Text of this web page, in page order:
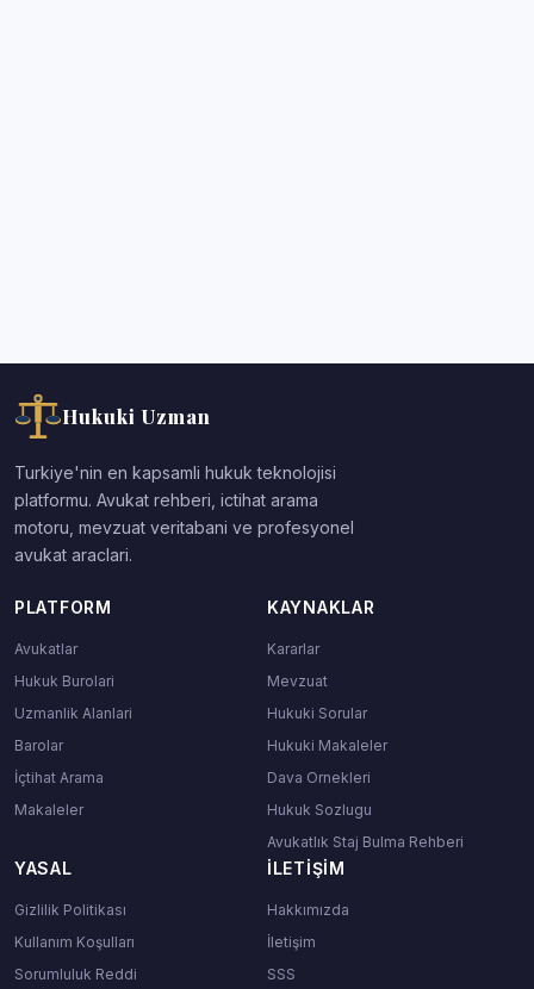
Hukuki Uzman
Turkiye'nin en kapsamli hukuk teknolojisi
platformu. Avukat rehberi, ictihat arama
motoru, mevzuat veritabani ve profesyonel
avukat araclari.
PLATFORM
Avukatlar
Hukuk Burolari
Uzmanlik Alanlari
Barolar
İçtihat Arama
Makaleler
KAYNAKLAR
Kararlar
Mevzuat
Hukuki Sorular
Hukuki Makaleler
Dava Ornekleri
Hukuk Sozlugu
Avukatlık Staj Bulma Rehberi
YASAL
Gizlilik Politikası
Kullanım Koşulları
Sorumluluk Reddi
İLETIŞIM
Hakkımızda
İletişim
SSS